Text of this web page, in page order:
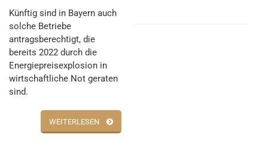
Künftig sind in Bayern auch
solche Betriebe
antragsberechtigt, die
bereits 2022 durch die
Energiepreisexplosion in
wirtschaftliche Not geraten
sind.
WEITERLESEN